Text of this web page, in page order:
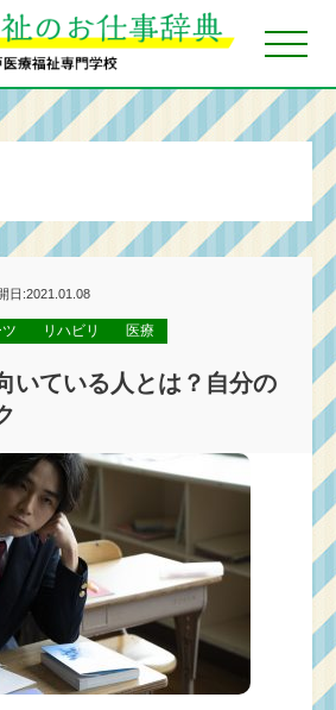
日:2021.01.08
リハビリ 医療
いている人とは？自分の